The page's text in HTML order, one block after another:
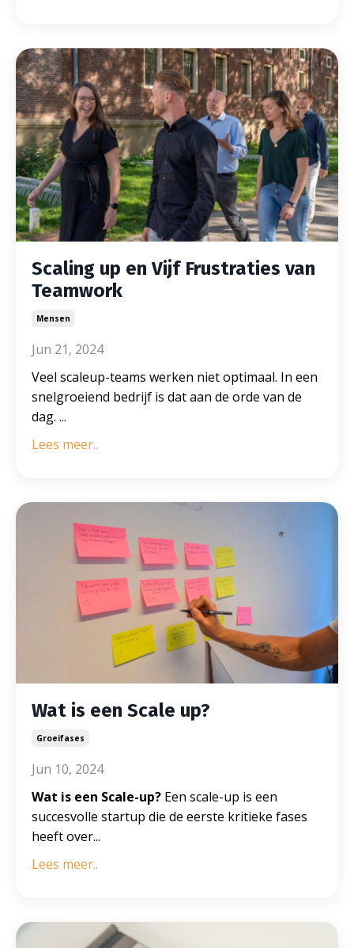
Scaling up en Vijf Frustraties van
Teamwork
Mensen
Jun 21, 2024
Veel scaleup-teams werken niet optimaal. In een
snelgroeiend bedrijf is dat aan de orde van de
dag. ...
Lees meer..
Wat is een Scale up?
Groeifases
Jun 10, 2024
Wat is een Scale-up? Een scale-up is een
succesvolle startup die de eerste kritieke fases
heeft over...
Lees meer..